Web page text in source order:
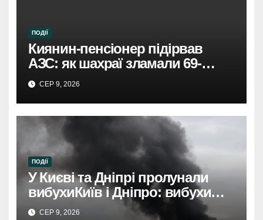
ПОДІЇ
Киянин-пенсіонер підірвав
АЗС: як шахраї зламали 69-
річного чоловіка.
СЕР 9, 2026
ПОДІЇ
У Києві та Дніпрі пролунали
вибухиКиїв і Дніпро: вибухи
розбудили міста.
СЕР 9, 2026